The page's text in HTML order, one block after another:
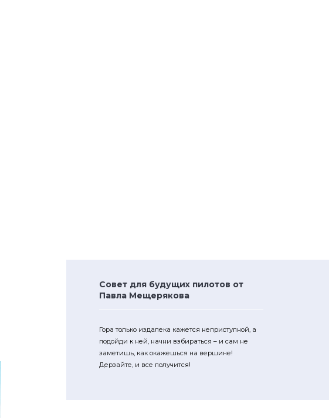
Совет для будущих пилотов от
Павла Мещерякова
Гора только издалека кажется неприступной, а
подойди к ней, начни взбираться – и сам не
заметишь, как окажешься на вершине!
Дерзайте, и все получится!